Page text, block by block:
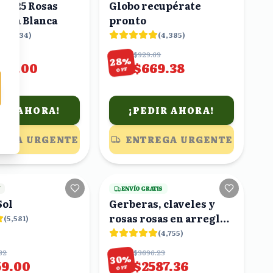
25 Rosas
Caja Blanca
2,034)
AHORA!
URGENTE
Globo recupérate
pronto
(4,385)
28%
OFF
$929.69
$669.38
¡PEDIR AHORA!
ENTREGA URGENTE
22viendo
(5,581)
19viendo
ENVÍO GRATIS
Gerberas, claveles y
rosas rosas en arreglo
buchón
(4,755)
30%
OFF
$3696.23
$2587.36